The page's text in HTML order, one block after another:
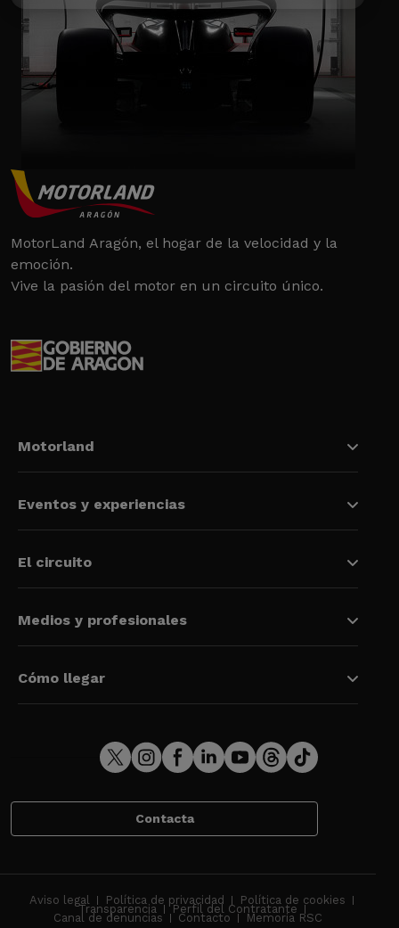
MotorLand Aragón, el hogar de la velocidad y la
emoción.
Vive la pasión del motor en un circuito único.
Motorland
Eventos y experiencias
El circuito
Medios y profesionales
Cómo llegar
Contacta
Aviso legal Política de privacidad Política de cookies
Transparencia Perfil del Contratante
Canal de denuncias Contacto Memoria RSC